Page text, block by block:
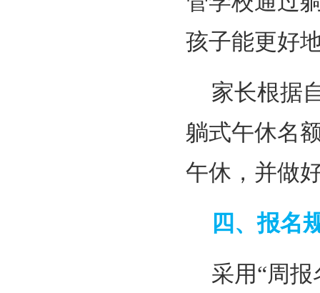
孩子能更好
家长根据
躺式午休名
午休，并做
四、报名
采用“周